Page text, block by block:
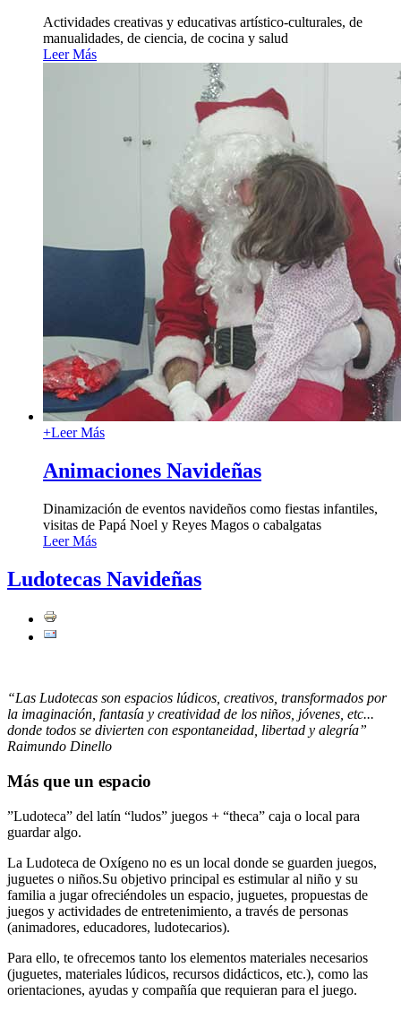
Actividades creativas y educativas artístico-culturales, de
manualidades, de ciencia, de cocina y salud
Leer Más
+Leer Más
Animaciones Navideñas
Dinamización de eventos navideños como fiestas infantiles,
visitas de Papá Noel y Reyes Magos o cabalgatas
Leer Más
Ludotecas Navideñas
“Las Ludotecas son espacios lúdicos, creativos, transformados por
la imaginación, fantasía y creatividad de los niños, jóvenes, etc...
donde todos se divierten con espontaneidad, libertad y alegría”
Raimundo Dinello
Más que un espacio
”Ludoteca” del latín “ludos” juegos + “theca” caja o local para
guardar algo.
La Ludoteca de Oxígeno no es un local donde se guarden juegos,
juguetes o niños.Su objetivo principal es estimular al niño y su
familia a jugar ofreciéndoles un espacio, juguetes, propuestas de
juegos y actividades de entretenimiento, a través de personas
(animadores, educadores, ludotecarios).
Para ello, te ofrecemos tanto los elementos materiales necesarios
(juguetes, materiales lúdicos, recursos didácticos, etc.), como las
orientaciones, ayudas y compañía que requieran para el juego.